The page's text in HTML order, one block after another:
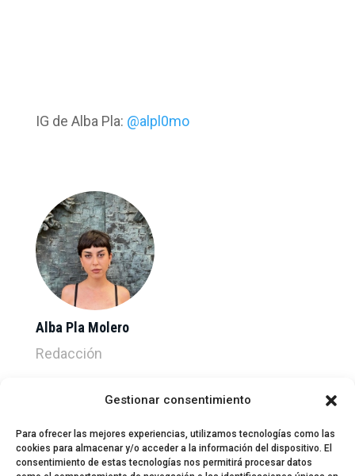
Gestionar consentimiento
Para ofrecer las mejores experiencias, utilizamos tecnologías como las
cookies para almacenar y/o acceder a la información del dispositivo. El
consentimiento de estas tecnologías nos permitirá procesar datos
IG de Alba Pla: @alpl0mo
Alba Pla Molero
Redacción